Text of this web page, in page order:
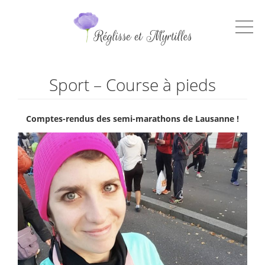
Sport – Course à pieds
Comptes-rendus des semi-marathons de Lausanne !